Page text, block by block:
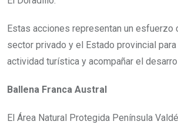
Estas acciones representan un esfuerzo
sector privado y el Estado provincial
actividad turística y acompañar el
Ballena Franca Austral
El Área Natural Protegida Península